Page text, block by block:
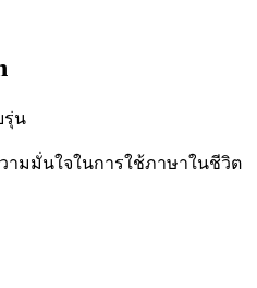
รุ่น
ามมั่นใจในการใช้ภาษาในชีวิต